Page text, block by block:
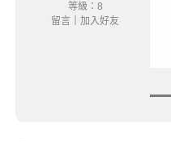
等級：8
留言
加入好友